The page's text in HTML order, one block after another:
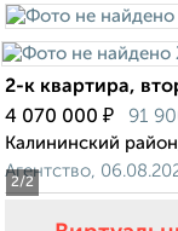
2/2
2-к квартира,
4 070 000 ₽ 91
Калининский
Агентство,